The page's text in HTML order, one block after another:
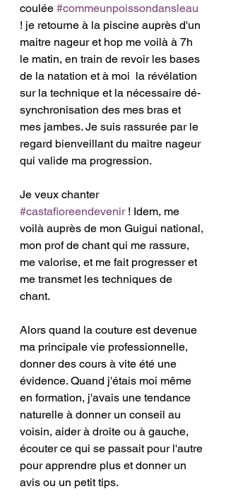
coulée #commeunpoissondansleau
! je retourne à la piscine auprès d'un
maitre nageur et hop me voilà à 7h
le matin, en train de revoir les bases
de la natation et à moi  la révélation
sur la technique et la nécessaire dé-
synchronisation des mes bras et
mes jambes. Je suis rassurée par le
regard bienveillant du maitre nageur
qui valide ma progression.
Je veux chanter
#castafioreendevenir ! Idem, me
voilà auprès de mon Guigui national,
mon prof de chant qui me rassure,
me valorise, et me fait progresser et
me transmet les techniques de
chant.
Alors quand la couture est devenue
ma principale vie professionnelle,
donner des cours à vite été une
évidence. Quand j'étais moi même
en formation, j'avais une tendance
naturelle à donner un conseil au
voisin, aider à droite ou à gauche,
écouter ce qui se passait pour l'autre
pour apprendre plus et donner un
avis ou un petit tips.